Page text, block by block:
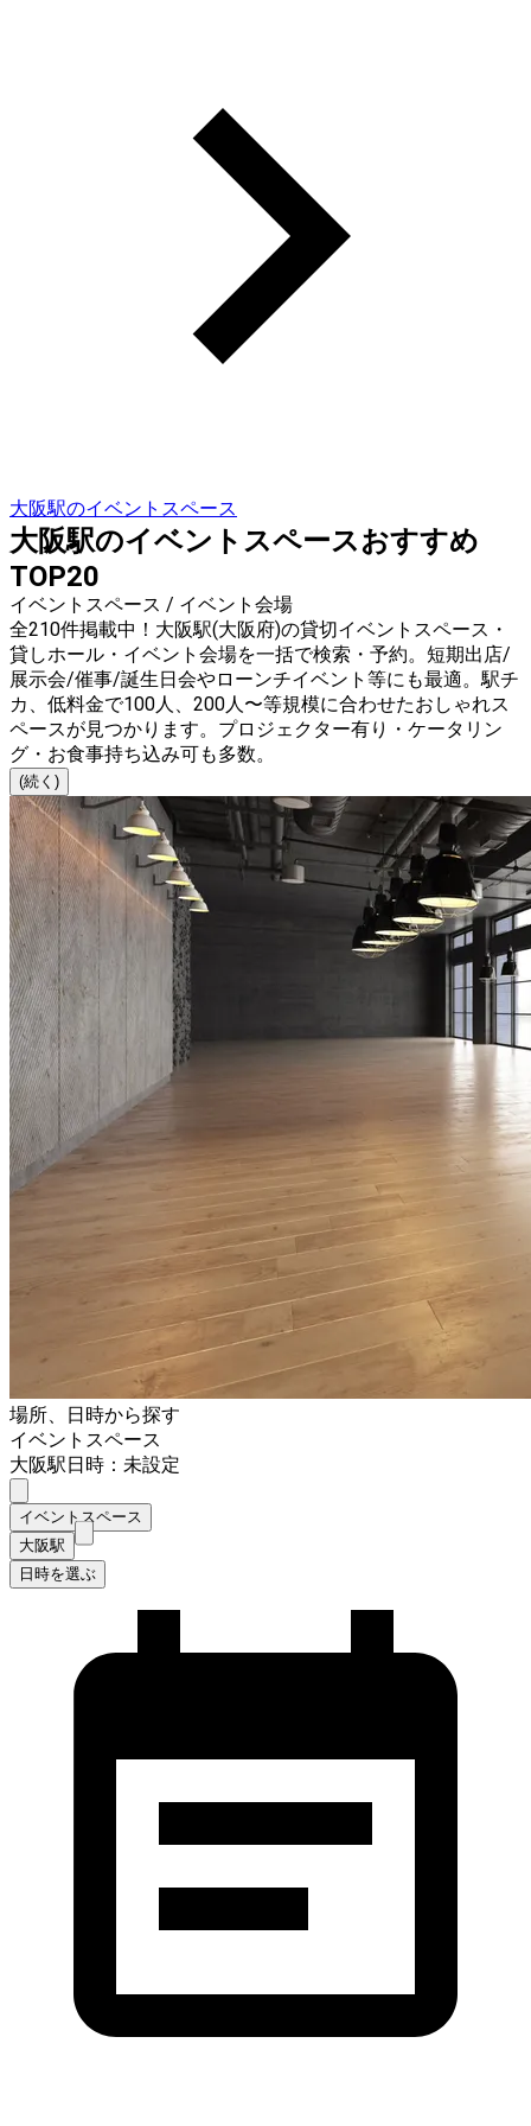
大阪駅のイベントスペース
大阪駅のイベントスペースおすすめ
TOP20
イベントスペース / イベント会場
全210件掲載中！大阪駅(大阪府)の貸切イベントスペース・
貸しホール・イベント会場を一括で検索・予約。短期出店/
展示会/催事/誕生日会やローンチイベント等にも最適。駅チ
カ、低料金で100人、200人〜等規模に合わせたおしゃれス
ペースが見つかります。プロジェクター有り・ケータリン
グ・お食事持ち込み可も多数。
(続く)
場所、日時から探す
イベントスペース
大阪駅日時：未設定
イベントスペース
大阪駅
日時を選ぶ